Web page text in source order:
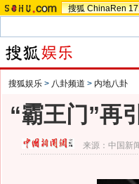
搜狐 ChinaRen
搜狐娱乐 > 八卦频道 > 内地八卦
“霸王门”再
来源： 中国新